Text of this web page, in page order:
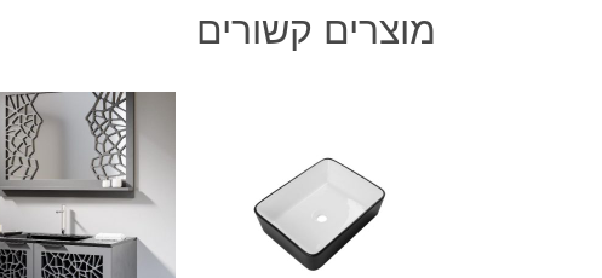
מוצרים קשורים